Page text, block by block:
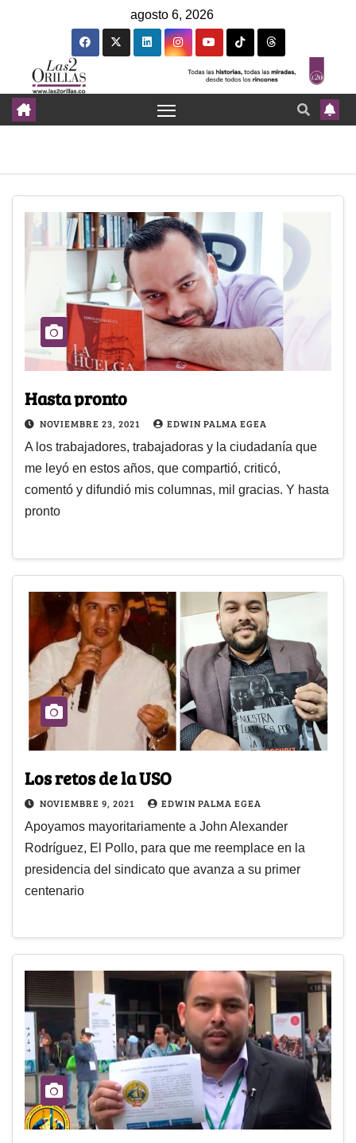
agosto 6, 2026
Hasta pronto
NOVIEMBRE 23, 2021 EDWIN PALMA EGEA
A los trabajadores, trabajadoras y la ciudadanía que
me leyó en estos años, que compartió, criticó,
comentó y difundió mis columnas, mil gracias. Y hasta
pronto
Los retos de la USO
NOVIEMBRE 9, 2021 EDWIN PALMA EGEA
Apoyamos mayoritariamente a John Alexander
Rodríguez, El Pollo, para que me reemplace en la
presidencia del sindicato que avanza a su primer
centenario